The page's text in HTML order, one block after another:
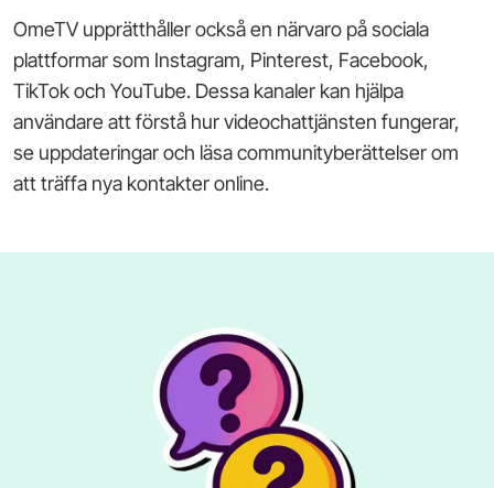
OmeTV upprätthåller också en närvaro på sociala
plattformar som Instagram, Pinterest, Facebook,
TikTok och YouTube. Dessa kanaler kan hjälpa
användare att förstå hur videochattjänsten fungerar,
se uppdateringar och läsa communityberättelser om
att träffa nya kontakter online.